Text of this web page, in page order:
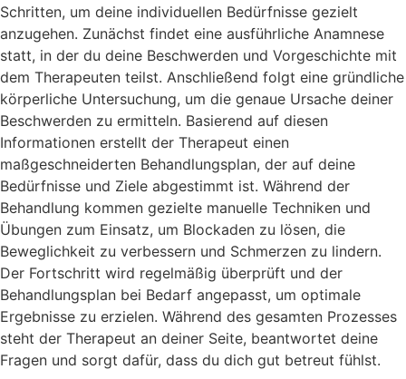
Schritten, um deine individuellen Bedürfnisse gezielt
anzugehen. Zunächst findet eine ausführliche Anamnese
statt, in der du deine Beschwerden und Vorgeschichte mit
dem Therapeuten teilst. Anschließend folgt eine gründliche
körperliche Untersuchung, um die genaue Ursache deiner
Beschwerden zu ermitteln. Basierend auf diesen
Informationen erstellt der Therapeut einen
maßgeschneiderten Behandlungsplan, der auf deine
Bedürfnisse und Ziele abgestimmt ist. Während der
Behandlung kommen gezielte manuelle Techniken und
Übungen zum Einsatz, um Blockaden zu lösen, die
Beweglichkeit zu verbessern und Schmerzen zu lindern.
Der Fortschritt wird regelmäßig überprüft und der
Behandlungsplan bei Bedarf angepasst, um optimale
Ergebnisse zu erzielen. Während des gesamten Prozesses
steht der Therapeut an deiner Seite, beantwortet deine
Fragen und sorgt dafür, dass du dich gut betreut fühlst.